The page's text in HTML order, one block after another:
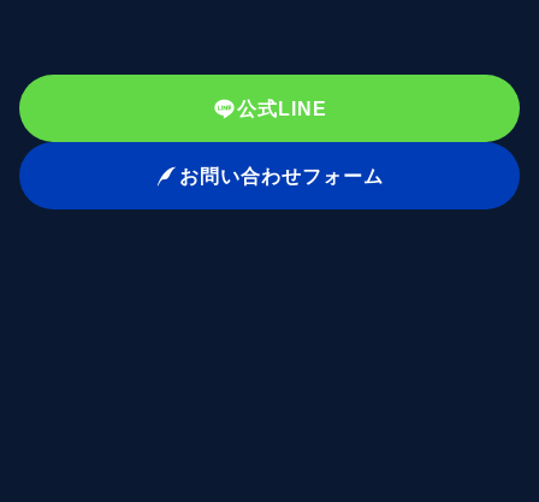
公式LINE
お問い合わせフォーム